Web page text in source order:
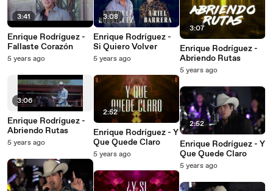
3:41
Enrique Rodríguez -
Fallaste Corazón
5 years ago
3:06
Enrique Rodríguez -
Abriendo Rutas
5 years ago
3:08
Enrique Rodríguez -
Si Quiero Volver
5 years ago
2:52
Enrique Rodríguez - Y
Que Quede Claro
5 years ago
3:07
Enrique Rodríguez -
Abriendo Rutas
5 years ago
2:52
Enrique Rodríguez - Y
Que Quede Claro
5 years ago